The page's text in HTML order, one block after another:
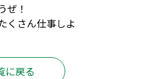
ぜ！
くさん仕事しよ
に戻る